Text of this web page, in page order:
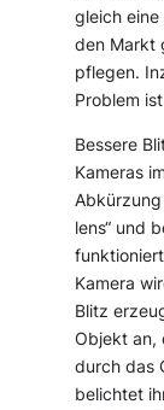
gleich
den Markt
pflegen.
Problem
Bessere
Kameras
Abkürzung
lens“ und
Kamera
Blitz
Objekt an,
durch das
belichtet